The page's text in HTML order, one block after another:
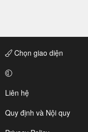
Chọn giao diện
Liên hệ
Quy định và Nội quy